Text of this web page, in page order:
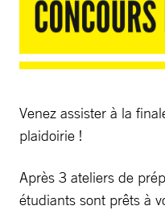
Venez assister à la
plaidoirie !
Après 3 ateliers de
étudiants sont prêts à